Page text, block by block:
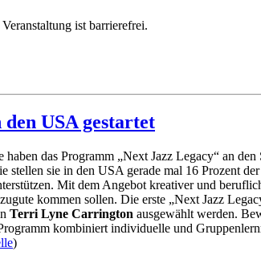
ist barrierefrei.
USA gestartet
das Programm „Next Jazz Legacy“ an
sie in den USA gerade mal 16 Prozent
Mit dem Angebot kreativer und
kommen sollen. Die erste „Next Jazz
Terri Lyne Carrington ausgewählt werden.
kombiniert individuelle und
)